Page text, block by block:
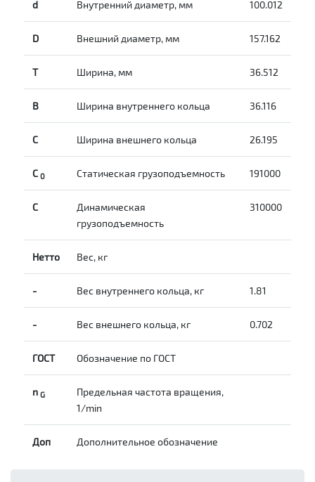
d Внутренний диаметр, мм 100.012
D Внешний диаметр, мм 157.162
T Ширина, мм 36.512
B Ширина внутреннего кольца 36.116
С Ширина внешнего кольца 26.195
С 0 Статическая грузоподъемность 191000
C
Динамическая
грузоподъемность
310000
Нетто Вес, кг
- Вес внутреннего кольца, кг 1.81
- Вес внешнего кольца, кг 0.702
ГОСТ Обозначение по ГОСТ
n G
Предельная частота вращения,
1/min
Доп Дополнительное обозначение